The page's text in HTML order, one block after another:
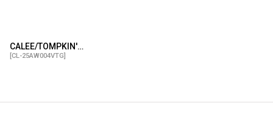
CALEE/TOMPKIN'S LOOP TYPE 40'S SWEAT RELAX PANTS（VINTAGE GRAY）［スウェットリラックスパンツ-26春夏］
[CL-25AW004VTG]